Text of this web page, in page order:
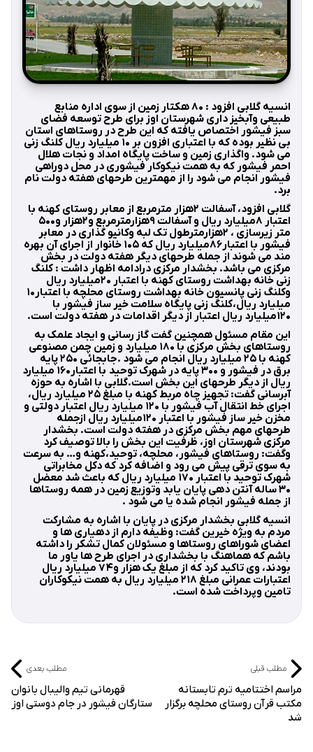
انسیه گلابی افزود : ۸۰ هکتار زمین از سوی اداره منابع
طبیعی وآبخیز داری شهرستان اوز برای طرح توسعه فضای
سبز فیشور اختصاص یافته که این طرح در روستاهای استان
بی نظیر بوده که با اعتباری افزون بر ۱۰ میلیارد ریال کلنگ زنی
می شود. واگذاری زمین و ساخت پایگاه امداد و نجات هلال
احمر فیشور که به همت نیکوکار فیشوری در محل دوراهی
فیشور انجام می شود را از مهمترین طرحهای هفته دولت نام
برد.
گلابی افزود، آسفالت ۲هزار مترمربع از معابر روستای کهنه با
اعتبار ۸میلیارد ریال و آسفالت ۹هزارمترمربع و۲هزار و۵۰۰
متر زیرسازی ، ۲هزارمترطول تک لبه وکانیو گذاری در معابر
فیشور با اعتبار۸۶میلیارد ریال که ۱۰۵ خانوار از اجرای آن بهره
مند می شوند از جمله طرحهای دیگر هفته دولت در بخش
مرکزی می باشد. بخشدار مرکزی درادامه اظهار داشت : کلنگ
زنی خانه بهداشت روستای کهنه با اعتبار ۲۰میلیارد ریال
وکلنگ زنی پانسیون خانه بهداشت روستای محلچه با اعتبار۱۰
میلیارد ریال،کلنگ زنی پایگاه سلامت خیر ساز فیشور با
۱۲۰میلیارد ریال اعتبار از دیگر اقدامات در هفته دولت است.
این مقام مسئول همچنین گفت گاز رسانی و ایجاد علمک به
ر‌وستاهای بخش مرکزی با ۱۸۰ میلیارد و زمین چمن مصنوعی
کهنه با ۲۵ میلیارد ریال انجام می شود .جابجائی ۲۵۰ پایه
برق در فیشور و ۳۰۰ پایه در شهرک توحید با اعتبار۱۶۰ میلیارد
ریال از دیگر طرحهای این بخش است.گلابی با اشاره به حوزه
آبرسانی گفت: تجهیز چاه مربط کهنه با مبلغ ۲۵ میلیارد ریال،
اجرای خط انتقال آب فیشور با ۱۲۰ میلیارد ریال اعتبار دولتی و
مخزن خیر ساز فیشور با اعتبار ۱۲۰میلیارد ریال ازجمله
طرحهای مهم بخش مرکزی در هفته دولت است. بخشدار
مرکزی شهرستان اوز، ظرفیت این بخش را بالا توصیف کرد
وگفت: روستاهای فیشور، محلچه، توحید،کهنه و… به سرعت
به سوی ترقی پیش می رود و اضافه کرد که دکل مخابراتی
شهرک توحید با اعتبار ۱۷۰ میلیارد ریال که باعث شد معضل
۳۰ ساله آنتن دهی پایان یابد وتوزیع زمین در همه روستاها
از جمله فیشور انجام شده یا می شود .
انسیه گلابی بخشدار مرکزی در پایان با اشاره به مشارکت
مردم به ویژه خیرین گفت: وظیفه دارم از دهیاری ها و
اعضای شوراهای روستاها و مسئولان کمال تشکر را داشته
باشم که هماهنگ با بخشداری در اجرای طرح ها یاور ما
بودند، وی تاکید کرد که از مبلغ یک هزار و۷۴ میلیارد ریال
اعتبارات عمرانی مبلغ ۲۱۸ میلیارد ریال به همت نیکوکاران
تامین وپرداخت شده است.
مطلب قبلی
مراسم اختتامیه ترم تابستانه
مکتب قرآن روستای محلچه برگزار
شد
مطلب بعدی
قهرمانی تیم والیبال بانوان
ستارگان فیشور در جام دوستی اوز